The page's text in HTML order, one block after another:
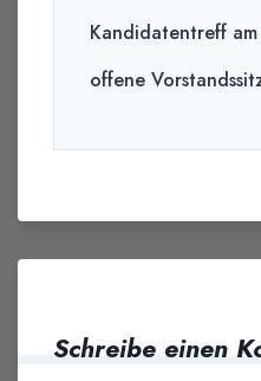
Kandidatentreff am
offene
Schreibe einen